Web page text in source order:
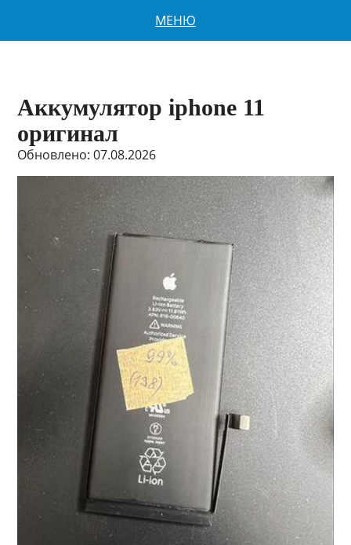
МЕНЮ
Аккумулятор iphone 11
оригинал
Обновлено: 07.08.2026